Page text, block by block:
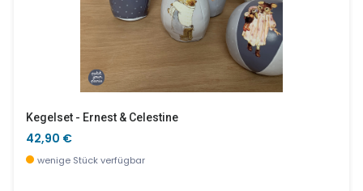
Kegelset - Ernest & Celestine
42,90 €
wenige Stück verfügbar